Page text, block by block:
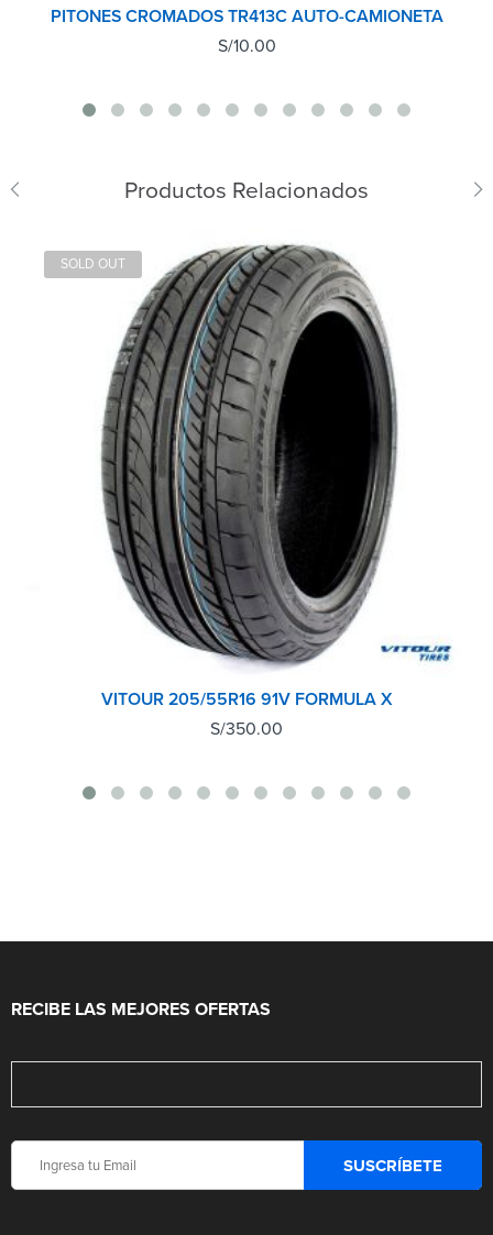
PITONES CROMADOS TR413C AUTO-CAMIONETA
S/10.00
Productos Relacionados
SOLD OUT
VITOUR 205/55R16 91V FORMULA X
S/350.00
RECIBE LAS MEJORES OFERTAS